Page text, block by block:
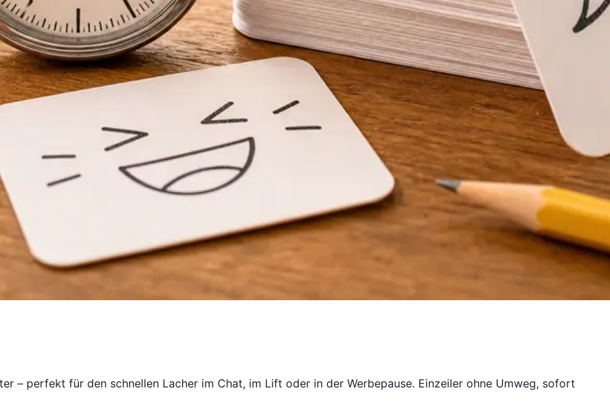
– perfekt für den schnellen Lacher im Chat, im Lift oder in der Werbepause. Einzeiler ohne Umweg, sofort